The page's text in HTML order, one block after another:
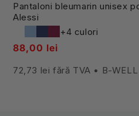
Pantaloni bleumarin unisex
Alessi
+4 culori
88,00 lei
72,73 lei fără TVA • B-WELL